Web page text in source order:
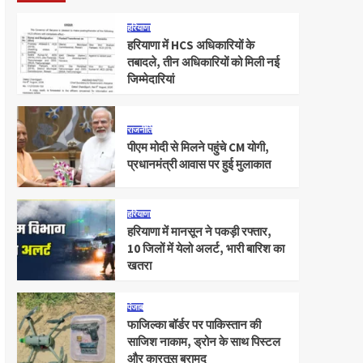
हरियाणा
हरियाणा में HCS अधिकारियों के
तबादले, तीन अधिकारियों को मिली नई
जिम्मेदारियां
राजनीति
पीएम मोदी से मिलने पहुंचे CM योगी,
प्रधानमंत्री आवास पर हुई मुलाकात
हरियाणा
हरियाणा में मानसून ने पकड़ी रफ्तार,
10 जिलों में येलो अलर्ट, भारी बारिश का
खतरा
पंजाब
फाजिल्का बॉर्डर पर पाकिस्तान की
साजिश नाकाम, ड्रोन के साथ पिस्टल
और कारतूस बरामद